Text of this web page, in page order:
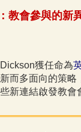
教會參與的新
獲任命為
而多面向的策
新連結啟發教會